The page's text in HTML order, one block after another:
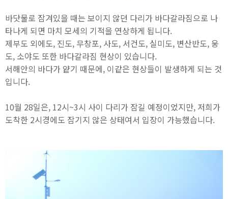
바닷물로 잠겨있을 때는 보이지 않던 다리가 바다갈라짐으로 나
타나게 되면 마치 모세의 기적을 연상하게 됩니다.
제부도 외에도, 진도, 무창포, 사도, 서건도, 실미도, 변산반도, 웅
도, 소야도 또한 바다갈라짐 현상이 있습니다.
서해안의 바다가 얕기 때문에, 이같은 현상들이 발생하게 되는 것
입니다.
10월 28일은, 12시~3시 사이 다리가 잠길 예정이었지만, 저희가
도착한 2시경에도 잠기지 않은 상태여서 입장이 가능했습니다.